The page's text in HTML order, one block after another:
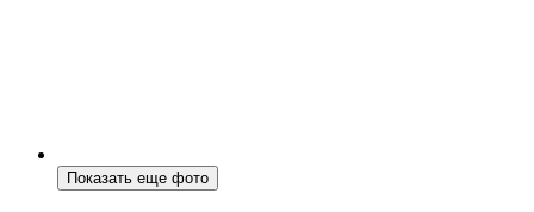
Показать еще фото